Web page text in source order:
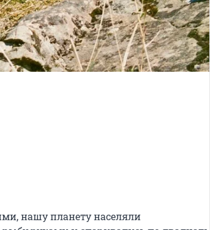
нашу планету населяли